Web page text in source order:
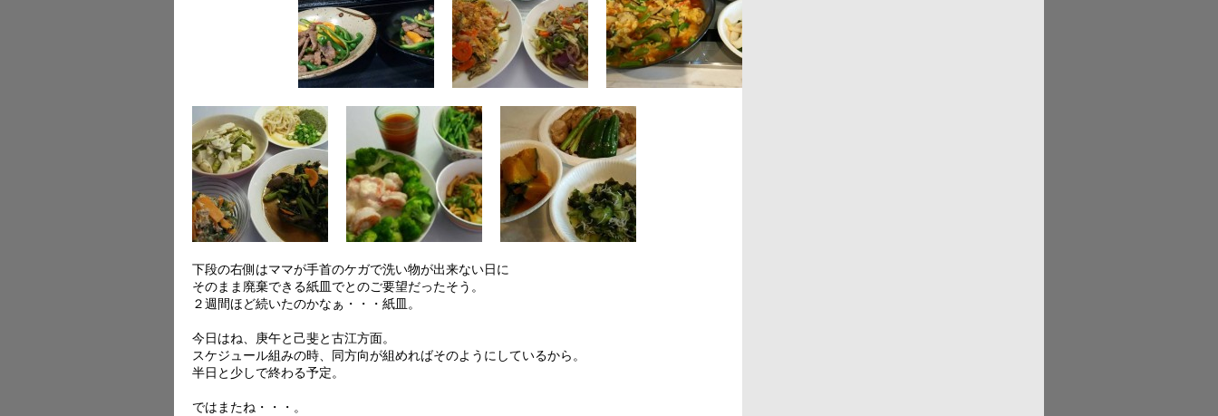
下段の右側はママが手首のケガで洗い物が出来ない日に
そのまま廃棄できる紙皿でとのご要望だったそう。
２週間ほど続いたのかなぁ・・・紙皿。
今日はね、庚午と己斐と古江方面。
スケジュール組みの時、同方向が組めればそのようにしているから。
半日と少しで終わる予定。
ではまたね・・・。